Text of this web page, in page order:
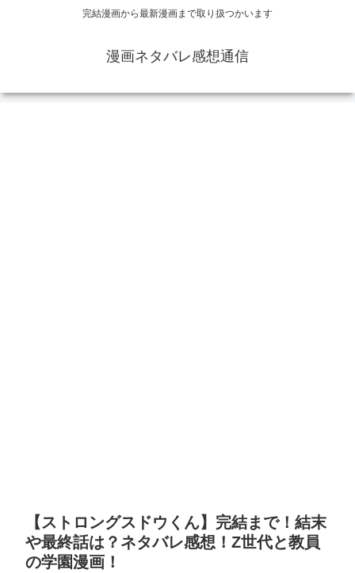
完結漫画から最新漫画まで取り扱つかいます
漫画ネタバレ感想通信
【ストロングスドウくん】完結まで！結末
や最終話は？ネタバレ感想！Z世代と教員
の学園漫画！